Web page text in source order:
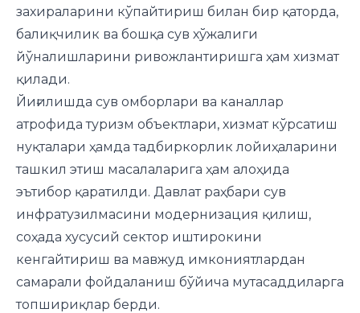
захираларини кўпайтириш билан бир қаторда,
балиқчилик ва бошқа сув хўжалиги
йўналишларини ривожлантиришга ҳам хизмат
қилади.
Йиғилишда сув омборлари ва каналлар
атрофида туризм объектлари, хизмат кўрсатиш
нуқталари ҳамда тадбиркорлик лойиҳаларини
ташкил этиш масалаларига ҳам алоҳида
эътибор қаратилди. Давлат раҳбари сув
инфратузилмасини модернизация қилиш,
соҳада хусусий сектор иштирокини
кенгайтириш ва мавжуд имкониятлардан
самарали фойдаланиш бўйича мутасаддиларга
топшириқлар берди.